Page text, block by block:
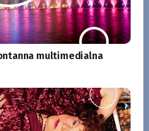
multimedialna